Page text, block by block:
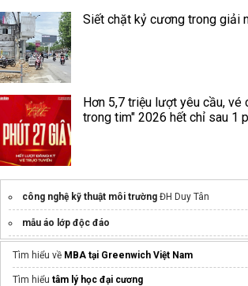
Siết chặt kỷ cương trong giải
Hơn 5,7 triệu lượt yêu cầu, vé
trong tim" 2026 hết chỉ sau 1
công nghệ kỹ thuật môi trường ĐH Duy Tân
mẫu áo lớp độc đáo
Tìm hiểu về MBA tại Greenwich Việt Nam
Tìm hiểu tâm lý học đại cương